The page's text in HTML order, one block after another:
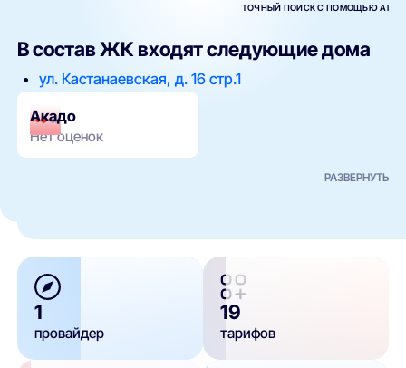
ТОЧНЫЙ ПОИСК С ПОМОЩЬЮ AI
В состав ЖК входят следующие дома
ул. Кастанаевская, д. 16 стр.1
Акадо
Нет оценок
РАЗВЕРНУТЬ
1
провайдер
19
тарифов